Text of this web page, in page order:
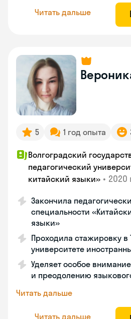
Читать дальше
5 1 год опыта
Волгоградский
педагогический
китайский языки» • 2020
Закончила
специальности
языки»
Проходила стажировку в
университете
Уделяет особое
и преодолению
Читать дальше
Читать дальше